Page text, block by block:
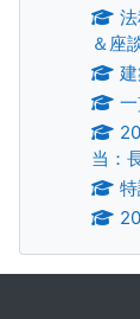
＆座
当：